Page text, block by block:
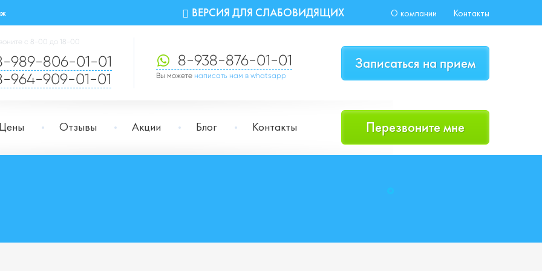
ВЕРСИЯ ДЛЯ СЛАБОВИДЯЩИХ О компании Контакты
с 8-00 до 18-00
989-806-01-01
964-909-01-01
8-938-876-01-01
Вы можете написать нам в whatsapp
Записаться на прием
Цены Отзывы Акции Блог Контакты Перезвоните мне